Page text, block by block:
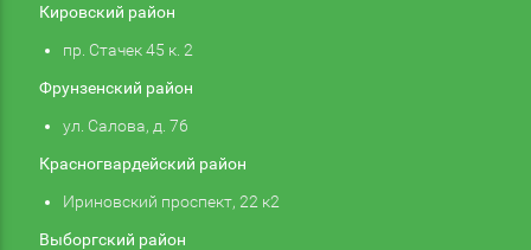
Кировский район
пр. Стачек 45 к. 2
Фрунзенский район
ул. Салова, д. 76
Красногвардейский район
Ириновский проспект, 22 к2
Выборгский район